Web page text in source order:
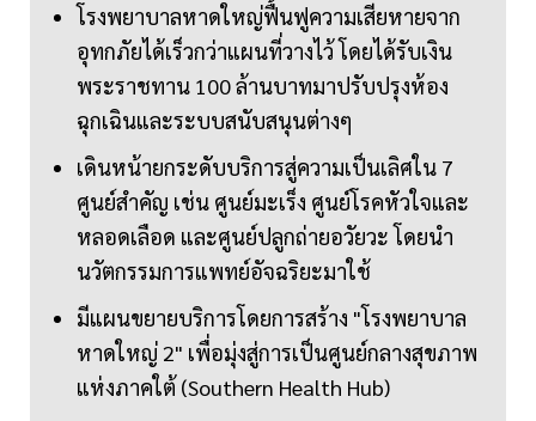
โรงพยาบาลหาดใหญ่ฟื้นฟูความเสียหายจาก
อุทกภัยได้เร็วกว่าแผนที่วางไว้ โดยได้รับเงิน
พระราชทาน 100 ล้านบาทมาปรับปรุงห้อง
ฉุกเฉินและระบบสนับสนุนต่างๆ
เดินหน้ายกระดับบริการสู่ความเป็นเลิศใน 7
ศูนย์สำคัญ เช่น ศูนย์มะเร็ง ศูนย์โรคหัวใจและ
หลอดเลือด และศูนย์ปลูกถ่ายอวัยวะ โดยนำ
นวัตกรรมการแพทย์อัจฉริยะมาใช้
มีแผนขยายบริการโดยการสร้าง "โรงพยาบาล
หาดใหญ่ 2" เพื่อมุ่งสู่การเป็นศูนย์กลางสุขภาพ
แห่งภาคใต้ (Southern Health Hub)